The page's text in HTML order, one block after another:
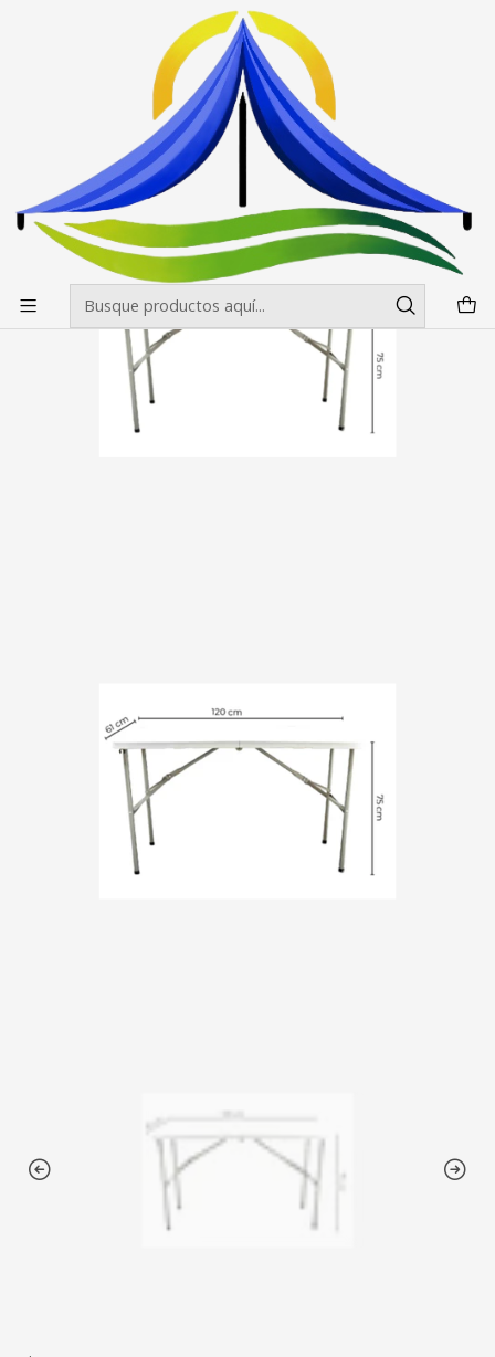
Envíos gratis desde $500.000 en Santiago
Mesas, manteles y sillas Mesas
Mesa Maleta 120 cm